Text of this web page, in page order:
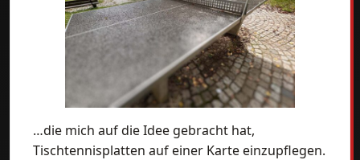
…die mich auf die Idee gebracht hat,
Tischtennisplatten auf einer Karte einzupflegen.